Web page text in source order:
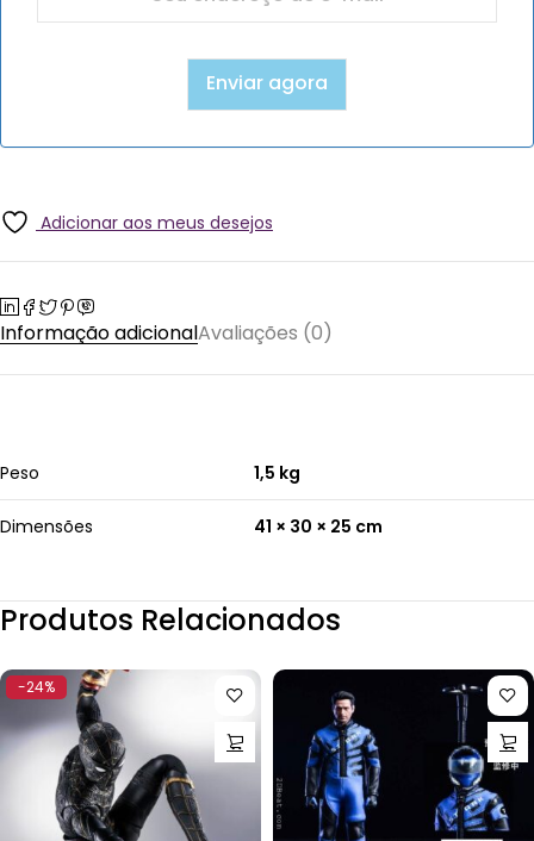
Adicionar aos meus desejos
Informação adicionalAvaliações (0)
Peso 1,5 kg
Dimensões 41 × 30 × 25 cm
Produtos Relacionados
-24%